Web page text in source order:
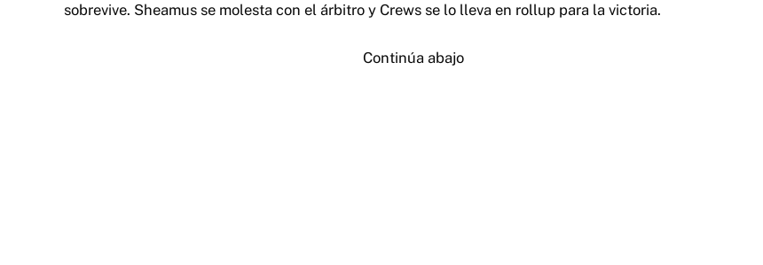
sobrevive. Sheamus se molesta con el árbitro y Crews se lo lleva en rollup para la victoria.
Continúa abajo